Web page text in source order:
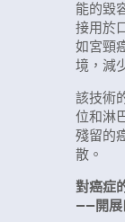
能的毀
接用於
如宮頸
境，減
該技術
位和淋
殘留的
散。
對癌症
——開展